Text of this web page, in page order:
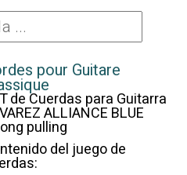
pour Guitare
de Cuerdas para Guitarra
ALLIANCE BLUE
pulling
del juego de